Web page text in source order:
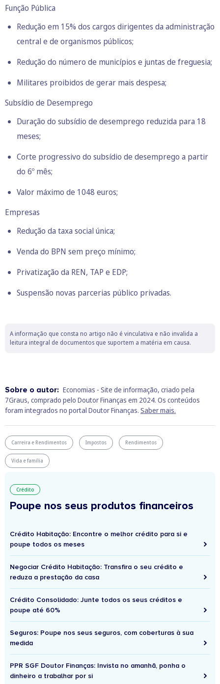
Função Pública
Redução em 15% dos cargos dirigentes da administração
central e de organismos públicos;
Redução do número de municípios e juntas de freguesia;
Militares proibidos de gerar mais despesa;
Subsídio de Desemprego
Duração do subsídio de desemprego reduzida para 18
meses;
Corte progressivo do subsídio de desemprego a partir
do 6º mês;
Valor máximo de 1048 euros;
Empresas
Redução da taxa social única;
Venda do BPN sem preço mínimo;
Privatização da REN, TAP e EDP;
Suspensão novas parcerias público privadas.
A informação que consta no artigo não é vinculativa e não invalida a
leitura integral de documentos que suportem a matéria em causa.
Sobre o autor: Economias - Site de informação, criado pela
7Graus, comprado pelo Doutor Finanças em 2024. Os conteúdos
foram integrados no portal Doutor Finanças. Saber mais.
Carreira e Rendimentos Impostos Rendimentos
Vida e família
Crédito
Poupe nos seus produtos financeiros
Crédito Habitação: Encontre o melhor crédito para si e
poupe todos os meses
Negociar Crédito Habitação: Transfira o seu crédito e
reduza a prestação da casa
Crédito Consolidado: Junte todos os seus créditos e
poupe até 60%
Seguros: Poupe nos seus seguros, com coberturas à sua
medida
PPR SGF Doutor Finanças: Invista no amanhã, ponha o
dinheiro a trabalhar por si